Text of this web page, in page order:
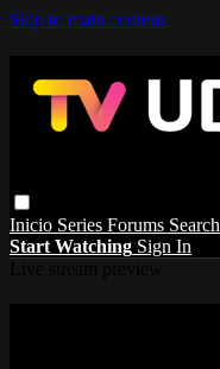
Skip to main content
Inicio Series Forums Search
Start Watching Sign In